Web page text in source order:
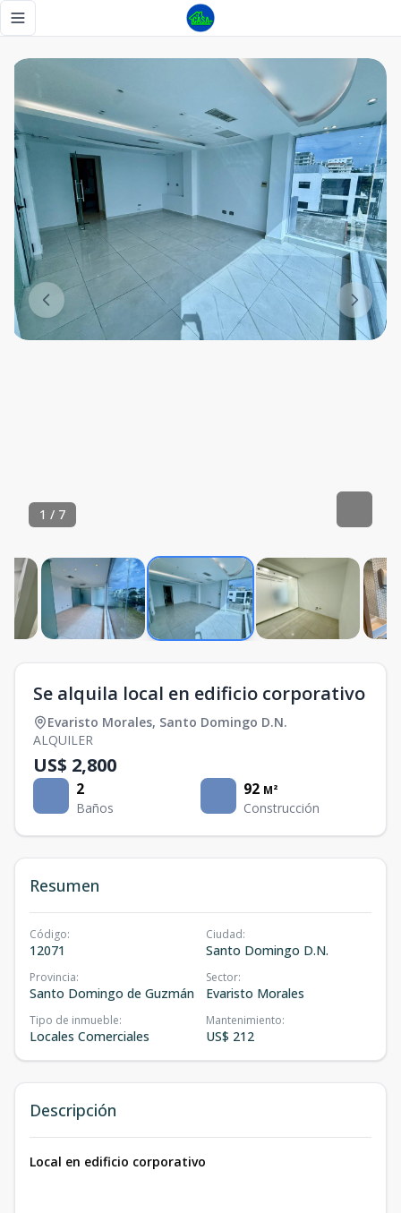
Toggle navigation menu
1 / 7
Se alquila local en edificio corporativo
Evaristo Morales, Santo Domingo D.N.
ALQUILER
US$ 2,800
2
Baños
92 M²
Construcción
Resumen
Código:
12071
Ciudad:
Santo Domingo D.N.
Provincia:
Santo Domingo de Guzmán
Sector:
Evaristo Morales
Tipo de inmueble:
Locales Comerciales
Mantenimiento:
US$ 212
Descripción
Local en edificio corporativo
Se alquila local en edificio corporativo - Tu Casa RD